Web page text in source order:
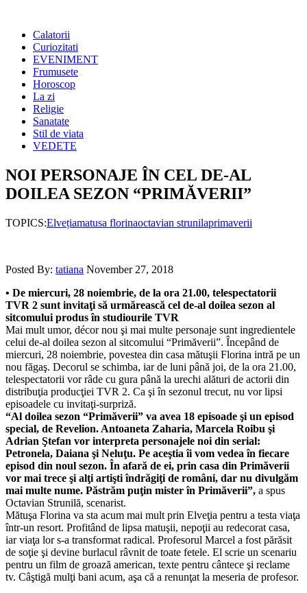
Calatorii
Curiozitati
EVENIMENT
Frumusete
Horoscop
La zi
Religie
Sanatate
Stil de viata
VEDETE
NOI PERSONAJE ÎN CEL DE-AL
DOILEA SEZON “PRIMĂVERII”
TOPICS:Elvețiamatusa florinaoctavian strunilaprimaverii
Posted By: tatiana November 27, 2018
• De miercuri, 28 noiembrie, de la ora 21.00, telespectatorii
TVR 2 sunt invitaţi să urmărească cel de-al doilea sezon al
sitcomului produs în studiourile TVR
Mai mult umor, décor nou şi mai multe personaje sunt ingredientele
celui de-al doilea sezon al sitcomului “Primăverii”. Începând de
miercuri, 28 noiembrie, povestea din casa mătuşii Florina intră pe un
nou făgaş. Decorul se schimba, iar de luni până joi, de la ora 21.00,
telespectatorii vor râde cu gura până la urechi alături de actorii din
distribuţia producţiei TVR 2. Ca şi în sezonul trecut, nu vor lipsi
episoadele cu invitaţi-surpriză.
“Al doilea sezon “Primăverii” va avea 18 episoade şi un episod
special, de Revelion. Antoaneta Zaharia, Marcela Roibu şi
Adrian Ştefan vor interpreta personajele noi din serial:
Petronela, Daiana şi Neluţu. Pe aceştia îi vom vedea în fiecare
episod din noul sezon. În afară de ei, prin casa din Primăverii
vor mai trece şi alţi artişti îndrăgiţi de români, dar nu divulgăm
mai multe nume. Păstrăm puţin mister în Primăverii”, a spus
Octavian Strunilă, scenarist.
Mătuşa Florina va sta acum mai mult prin Elveţia pentru a testa viaţa
într-un resort. Profitând de lipsa matuşii, nepoţii au redecorat casa,
iar viaţa lor s-a transformat radical. Profesorul Marcel a fost părăsit
de soţie şi devine burlacul râvnit de toate fetele. El scrie un scenariu
pentru un film de groază american, texte pentru cântece şi reclame
tv. Câştigă mulţi bani acum, aşa că a renunţat la meseria de profesor.